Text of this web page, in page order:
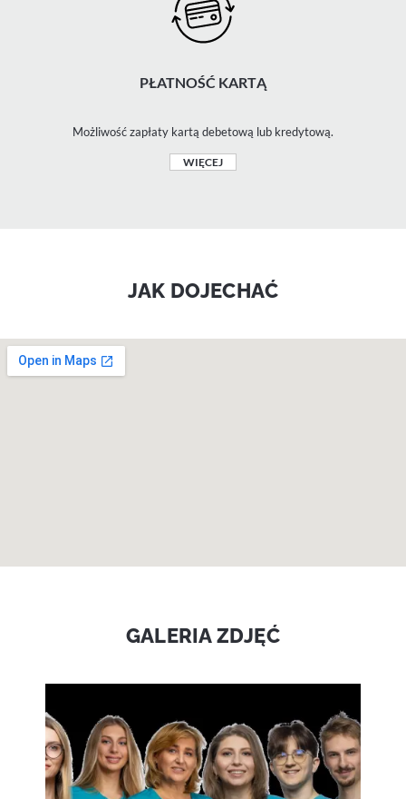
PŁATNOŚĆ KARTĄ
Możliwość zapłaty kartą debetową lub kredytową.
WIĘCEJ
JAK DOJECHAĆ
GALERIA ZDJĘĆ